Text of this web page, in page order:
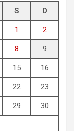
S D
1 2
8 9
15 16
22 23
29 30